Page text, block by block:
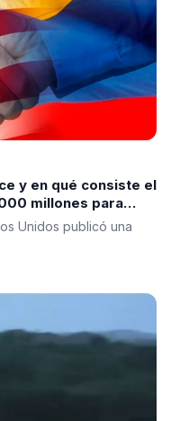
y en qué consiste el
millones para
De La Espriella
Unidos publicó una